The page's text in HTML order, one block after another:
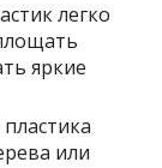
легко
яркие
или